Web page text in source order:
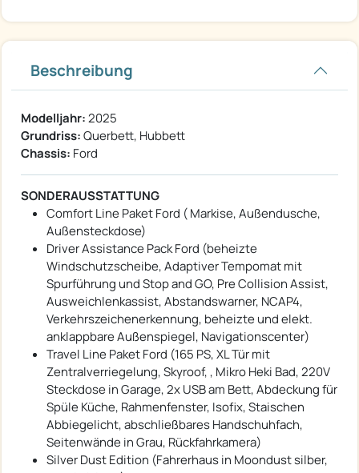
Beschreibung
Modelljahr:2025
Grundriss:Querbett, Hubbett
Chassis: Ford
SONDERAUSSTATTUNG
Comfort Line Paket Ford ( Markise, Außendusche,
Außensteckdose)
Driver Assistance Pack Ford (beheizte
Windschutzscheibe, Adaptiver Tempomat mit
Spurführung und Stop and GO, Pre Collision Assist,
Ausweichlenkassist, Abstandswarner, NCAP4,
Verkehrszeichenerkennung, beheizte und elekt.
anklappbare Außenspiegel, Navigationscenter)
Travel Line Paket Ford (165 PS, XL Tür mit
Zentralverriegelung, Skyroof, , Mikro Heki Bad, 220V
Steckdose in Garage, 2x USB am Bett, Abdeckung für
Spüle Küche, Rahmenfenster, Isofix, Staischen
Abbiegelicht, abschließbares Handschuhfach,
Seitenwände in Grau, Rückfahrkamera)
Silver Dust Edition (Fahrerhaus in Moondust silber,